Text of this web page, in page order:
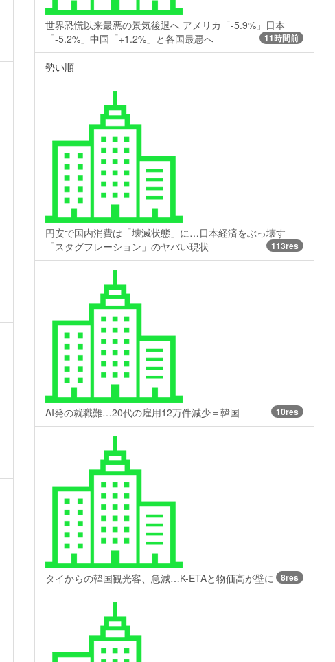
世界恐慌以来最悪の景気後退へ アメリカ「-5.9%」日本
「-5.2%」中国「+1.2%」と各国最悪へ
11時間前
勢い順
円安で国内消費は「壊滅状態」に…日本経済をぶっ壊す
「スタグフレーション」のヤバい現状
113res
AI発の就職難…20代の雇用12万件減少＝韓国 10res
タイからの韓国観光客、急減…K-ETAと物価高が壁に 8res